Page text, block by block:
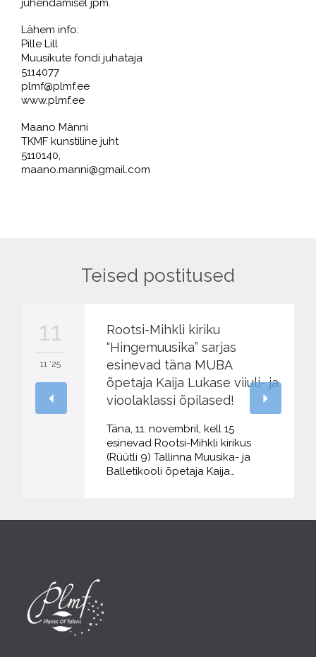
juhendamisel jpm.
Lähem info:
Pille Lill
Muusikute fondi juhataja
5114077
plmf@plmf.ee
www.plmf.ee
Maano Männi
TKMF kunstiline juht
5110140,
maano.manni@gmail.com
Teised postitused
11
11 '25
Rootsi-Mihkli kiriku
“Hingemuusika” sarjas
esinevad täna MUBA
õpetaja Kaija Lukase viiuli- ja
vioolaklassi õpilased!
Täna, 11. novembril, kell 15
esinevad Rootsi-Mihkli kirikus
(Rüütli 9) Tallinna Muusika- ja
Balletikooli õpetaja Kaija…